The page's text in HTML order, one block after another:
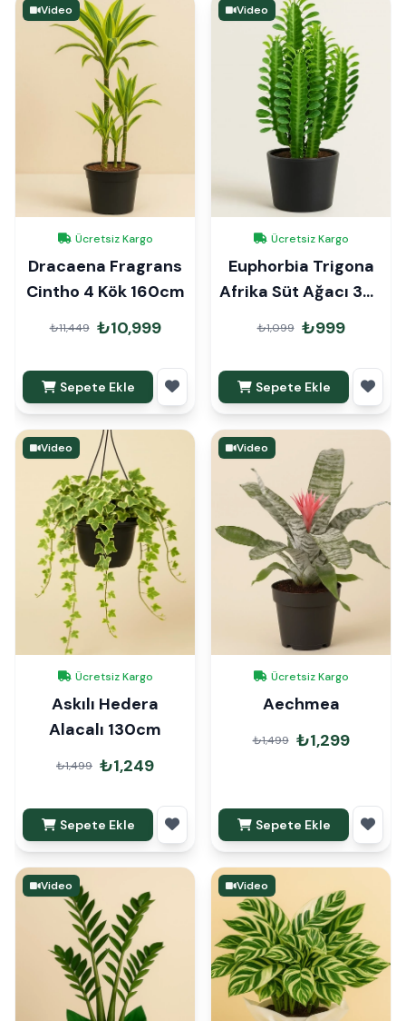
Video
Ücretsiz Kargo
Dracaena Fragrans
Cintho 4 Kök 160cm
₺11,449 ₺10,999
Sepete Ekle
Video
Ücretsiz Kargo
Euphorbia Trigona
Afrika Süt Ağacı 30-
40cm
₺1,099 ₺999
Sepete Ekle
Video
Ücretsiz Kargo
Askılı Hedera
Alacalı 130cm
₺1,499 ₺1,249
Sepete Ekle
Video
Ücretsiz Kargo
Aechmea
₺1,499 ₺1,299
Sepete Ekle
Video Video